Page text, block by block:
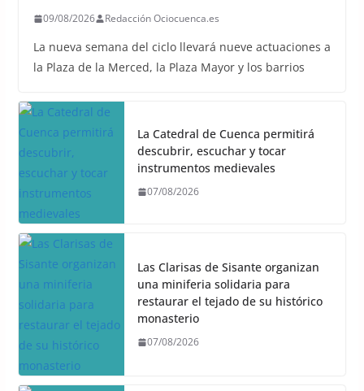
09/08/2026 Redacción Ociocuenca.es
La nueva semana del ciclo llevará nueve actuaciones a
la Plaza de la Merced, la Plaza Mayor y los barrios
La Catedral de Cuenca permitirá
descubrir, escuchar y tocar
instrumentos medievales
07/08/2026
Las Clarisas de Sisante organizan
una miniferia solidaria para
restaurar el tejado de su histórico
monasterio
07/08/2026